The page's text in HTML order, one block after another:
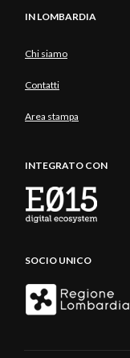
IN LOMBARDIA
Chi siamo
Contatti
Area stampa
INTEGRATO CON
SOCIO UNICO